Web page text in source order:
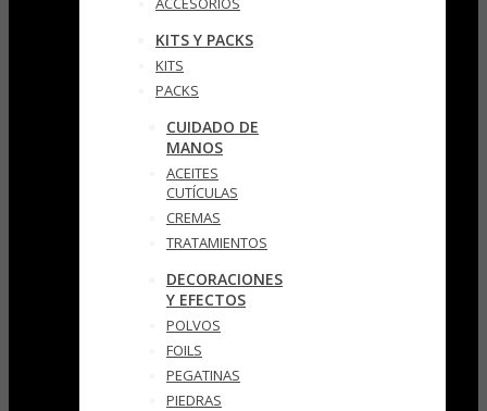
KITS Y PACKS
KITS
PACKS
CUIDADO DE
MANOS
ACEITES
CUTÍCULAS
CREMAS
TRATAMIENTOS
DECORACIONES
Y EFECTOS
POLVOS
FOILS
PEGATINAS
PIEDRAS